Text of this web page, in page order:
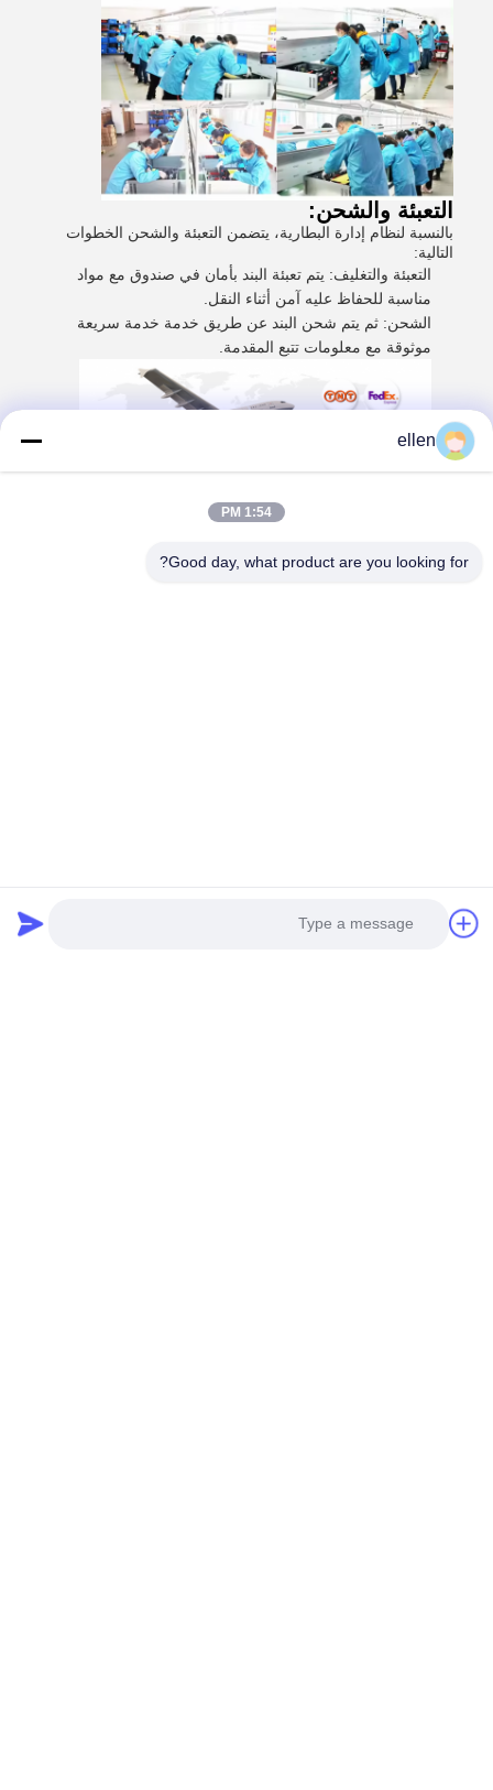
التعبئة والشحن:
بالنسبة لنظام إدارة البطارية، يتضمن التعبئة والشحن الخطوات
التالية:
التعبئة والتغليف: يتم تعبئة البند بأمان في صندوق مع مواد
مناسبة للحفاظ عليه آمن أثناء النقل.
الشحن: ثم يتم شحن البند عن طريق خدمة خدمة سريعة
موثوقة مع معلومات تتبع المقدمة.
RS48S battery bms system
ellen
1:54 PM
Good day, what product are you looking for?